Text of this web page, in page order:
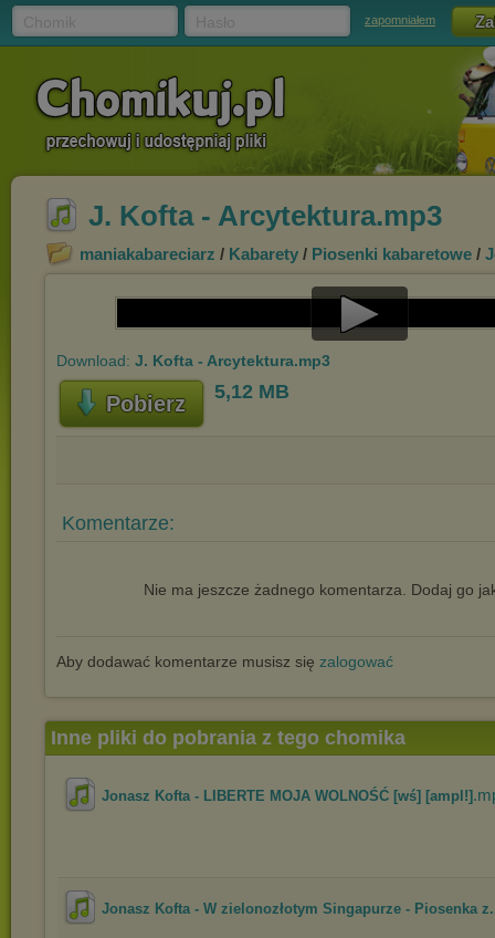
zapomniałem
J. Kofta - Arcytektura.mp3
maniakabareciarz / Kabarety / Piosenki kabaretowe /
Play
Download: J. Kofta - Arcytektura.mp3
Pobierz 5,12 MB
Komentarze:
Nie ma jeszcze żadnego komentarza. Dodaj go
Aby dodawać komentarze musisz się zalogować
Inne pliki do pobrania z tego chomika
Jonasz Kofta - LIBERTE MOJA WOLNOŚĆ [wś] [ampl!]
Jonasz Kofta - W zielonozłotym Singapurze - Piosenka